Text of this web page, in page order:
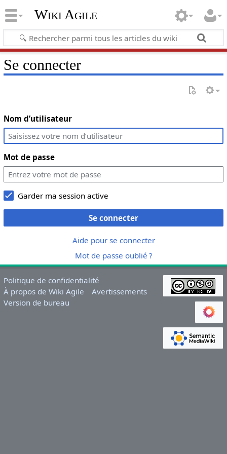
Wiki Agile
Se connecter
Nom d’utilisateur
Mot de passe
Garder ma session active
Se connecter
Aide pour se connecter
Mot de passe oublié ?
Politique de confidentialité
À propos de Wiki Agile
Avertissements
Version de bureau